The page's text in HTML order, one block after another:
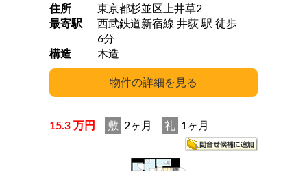
住所
東京都杉並区上井草2
最寄駅
西武鉄道新宿線 井荻 駅 徒歩
6分
構造
木造
15.3 万円 敷 2ヶ月 礼 1ヶ月